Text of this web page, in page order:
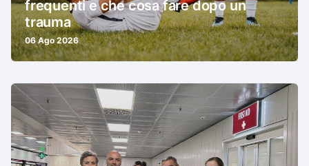
frequenti e che cosa fare dopo un
trauma
06 Ago 2026